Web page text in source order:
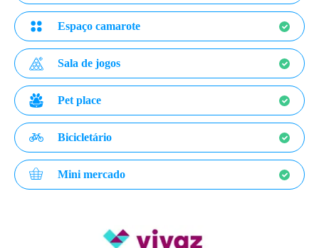
Espaço camarote
Sala de jogos
Pet place
Bicicletário
Mini mercado